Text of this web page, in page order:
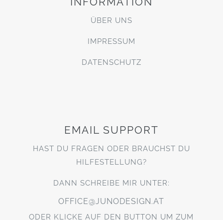
ÜBER UNS
IMPRESSUM
DATENSCHUTZ
EMAIL SUPPORT
HAST DU FRAGEN ODER BRAUCHST DU
HILFESTELLUNG?
DANN SCHREIBE MIR UNTER:
OFFICE@JUNODESIGN.AT
ODER KLICKE AUF DEN BUTTON UM ZUM